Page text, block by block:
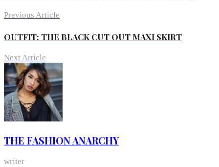
Previous Article
OUTFIT: THE BLACK CUT OUT MAXI SKIRT
Next Article
THE FASHION ANARCHY
writer